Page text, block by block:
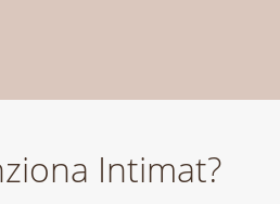
Intimat?